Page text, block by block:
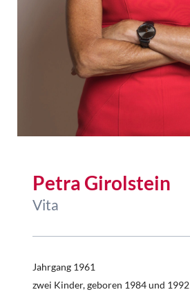
Petra Girolstein
Vita
Jahrgang 1961
zwei Kinder, geboren 1984 und 1992